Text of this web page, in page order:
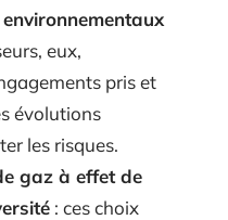
eux,
pris et
évolutions
les risques.
gaz à effet de
: ces choix